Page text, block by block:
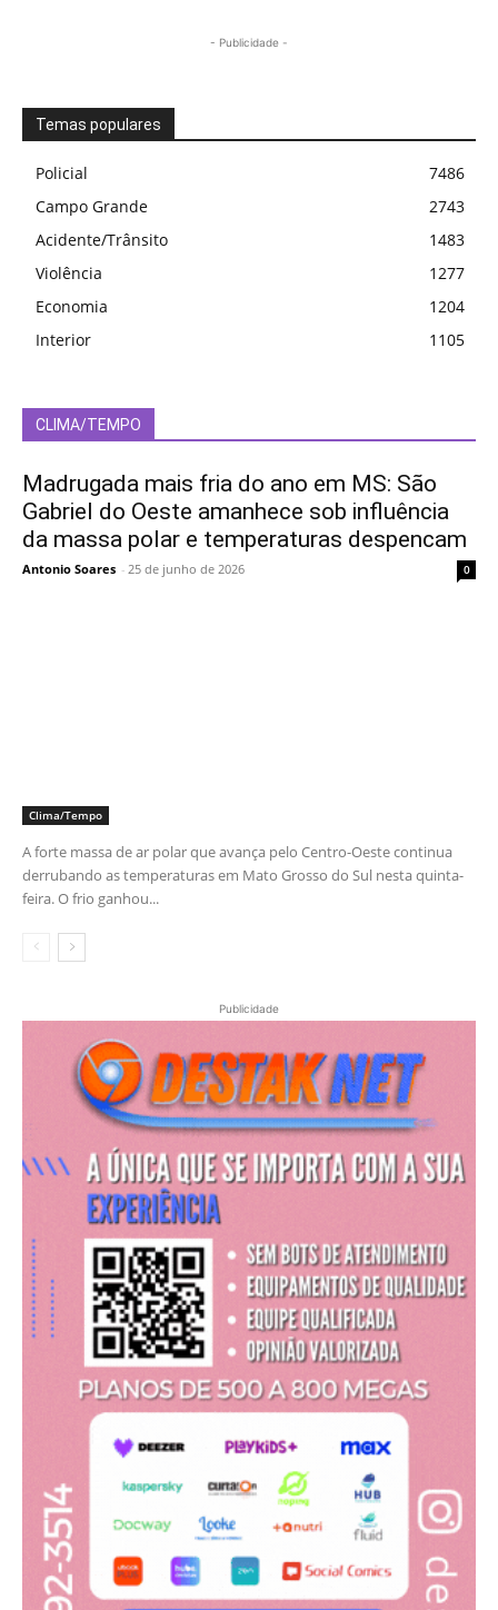
- Publicidade -
Temas populares
Policial
7486
Campo Grande
2743
Acidente/Trânsito
1483
Violência
1277
Economia
1204
Interior
1105
CLIMA/TEMPO
Madrugada mais fria do ano em MS: São
Gabriel do Oeste amanhece sob influência
da massa polar e temperaturas despencam
Antonio Soares - 25 de junho de 2026 0
Clima/Tempo
A forte massa de ar polar que avança pelo Centro-Oeste continua
derrubando as temperaturas em Mato Grosso do Sul nesta quinta-
feira. O frio ganhou...
Publicidade